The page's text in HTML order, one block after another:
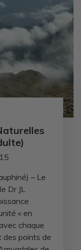
– Le
Dr JL
« en
chaque
des points de